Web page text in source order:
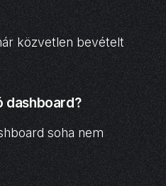
közvetlen bevételt
dashboard?
soha nem